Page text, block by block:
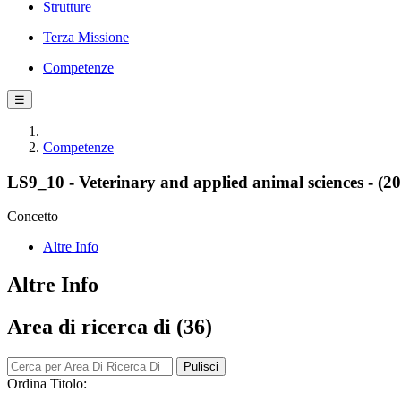
Strutture
Terza Missione
Competenze
☰
Competenze
LS9_10 - Veterinary and applied animal sciences -
Concetto
Altre Info
Altre Info
Area di ricerca di (36)
Pulisci
Ordina Titolo: